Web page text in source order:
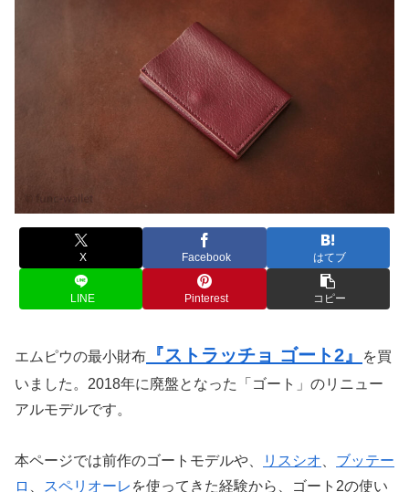
X Facebook はてブ
LINE Pinterest コピー
エムピウの最小財布 『ストラッチョ ゴート2』
を買
いました。2018年に廃盤となった「ゴート」のリニュー
アルモデルです。
本ページでは前作のゴートモデルや、 リスシオ、 ブッテー
ロ 、 スペリオーレ を使ってきた経験から、ゴート2の使い